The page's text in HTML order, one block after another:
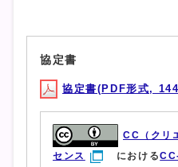
協定書
協定書(PDF形式,
CC（クリ
センス
における